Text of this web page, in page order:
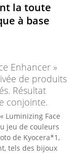
la toute
à base
Enhancer »
de produits
Résultat
conjointe.
jeu de couleurs
de Kyocera*1,
tels des bijoux